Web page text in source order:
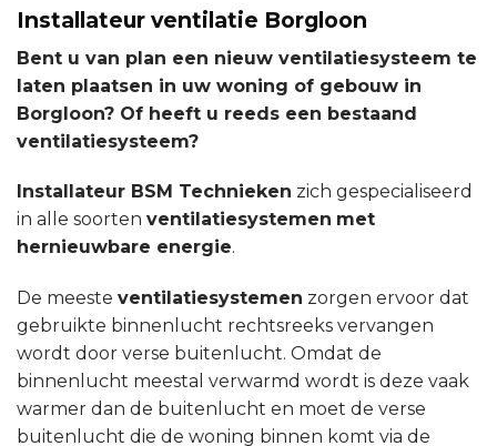
Installateur ventilatie Borgloon
Bent u van plan een nieuw ventilatiesysteem te
laten plaatsen in uw woning of gebouw in
Borgloon? Of heeft u reeds een bestaand
ventilatiesysteem?
Installateur BSM Technieken zich gespecialiseerd
in alle soorten ventilatiesystemen met
hernieuwbare energie.
De meeste ventilatiesystemen zorgen ervoor dat
gebruikte binnenlucht rechtsreeks vervangen
wordt door verse buitenlucht. Omdat de
binnenlucht meestal verwarmd wordt is deze vaak
warmer dan de buitenlucht en moet de verse
buitenlucht die de woning binnen komt via de